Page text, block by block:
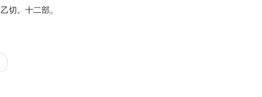
切。十二部。